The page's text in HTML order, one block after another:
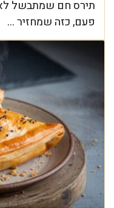
תירס חם שמתבשל
פעם, כזה שמחזיר ...